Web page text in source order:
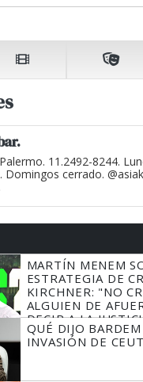
11.2492-8244.
Domingos cerrado.
MARTÍN MENEM
ESTRATEGIA DE
KIRCHNER: "NO
ALGUIEN DE
DECIR A LA
TIENE QUE HACER"
QUÉ DIJO
INVASIÓN DE